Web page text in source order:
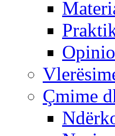
Çmime